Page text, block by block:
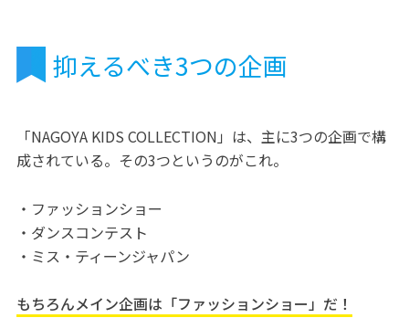
抑えるべき3つの企画
「NAGOYA KIDS COLLECTION」は、主に3つの企画で構
成されている。その3つというのがこれ。
・ファッションショー
・ダンスコンテスト
・ミス・ティーンジャパン
もちろんメイン企画は「ファッションショー」だ！